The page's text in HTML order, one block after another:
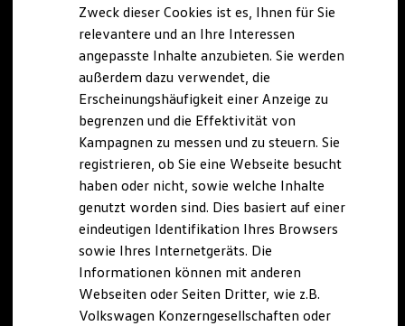
Kaufoptionen
E-Auto-Förderung
Software und Konnektivität
Die ID. Software 6
ID. Software Versionen und Updates
Digitale Extras
Schnittstellen zu Ihrem ID.
Hybridautos
Marke und Erlebnis
Volkswagen R und R Experience
R-Modelle
R Experience
Driving Experience
Volkswagen entdecken
Werkbesichtigung
Lifestyle Shop
T-Roc Kollektion
Golf Kollektion
Zweck dieser Cookies ist es, Ihnen für Sie
relevantere und an Ihre Interessen
angepasste Inhalte anzubieten. Sie werden
außerdem dazu verwendet, die
Erscheinungshäufigkeit einer Anzeige zu
begrenzen und die Effektivität von
Kampagnen zu messen und zu steuern. Sie
registrieren, ob Sie eine Webseite besucht
haben oder nicht, sowie welche Inhalte
genutzt worden sind. Dies basiert auf einer
eindeutigen Identifikation Ihres Browsers
sowie Ihres Internetgeräts. Die
Informationen können mit anderen
Webseiten oder Seiten Dritter, wie z.B.
Volkswagen Konzerngesellschaften oder